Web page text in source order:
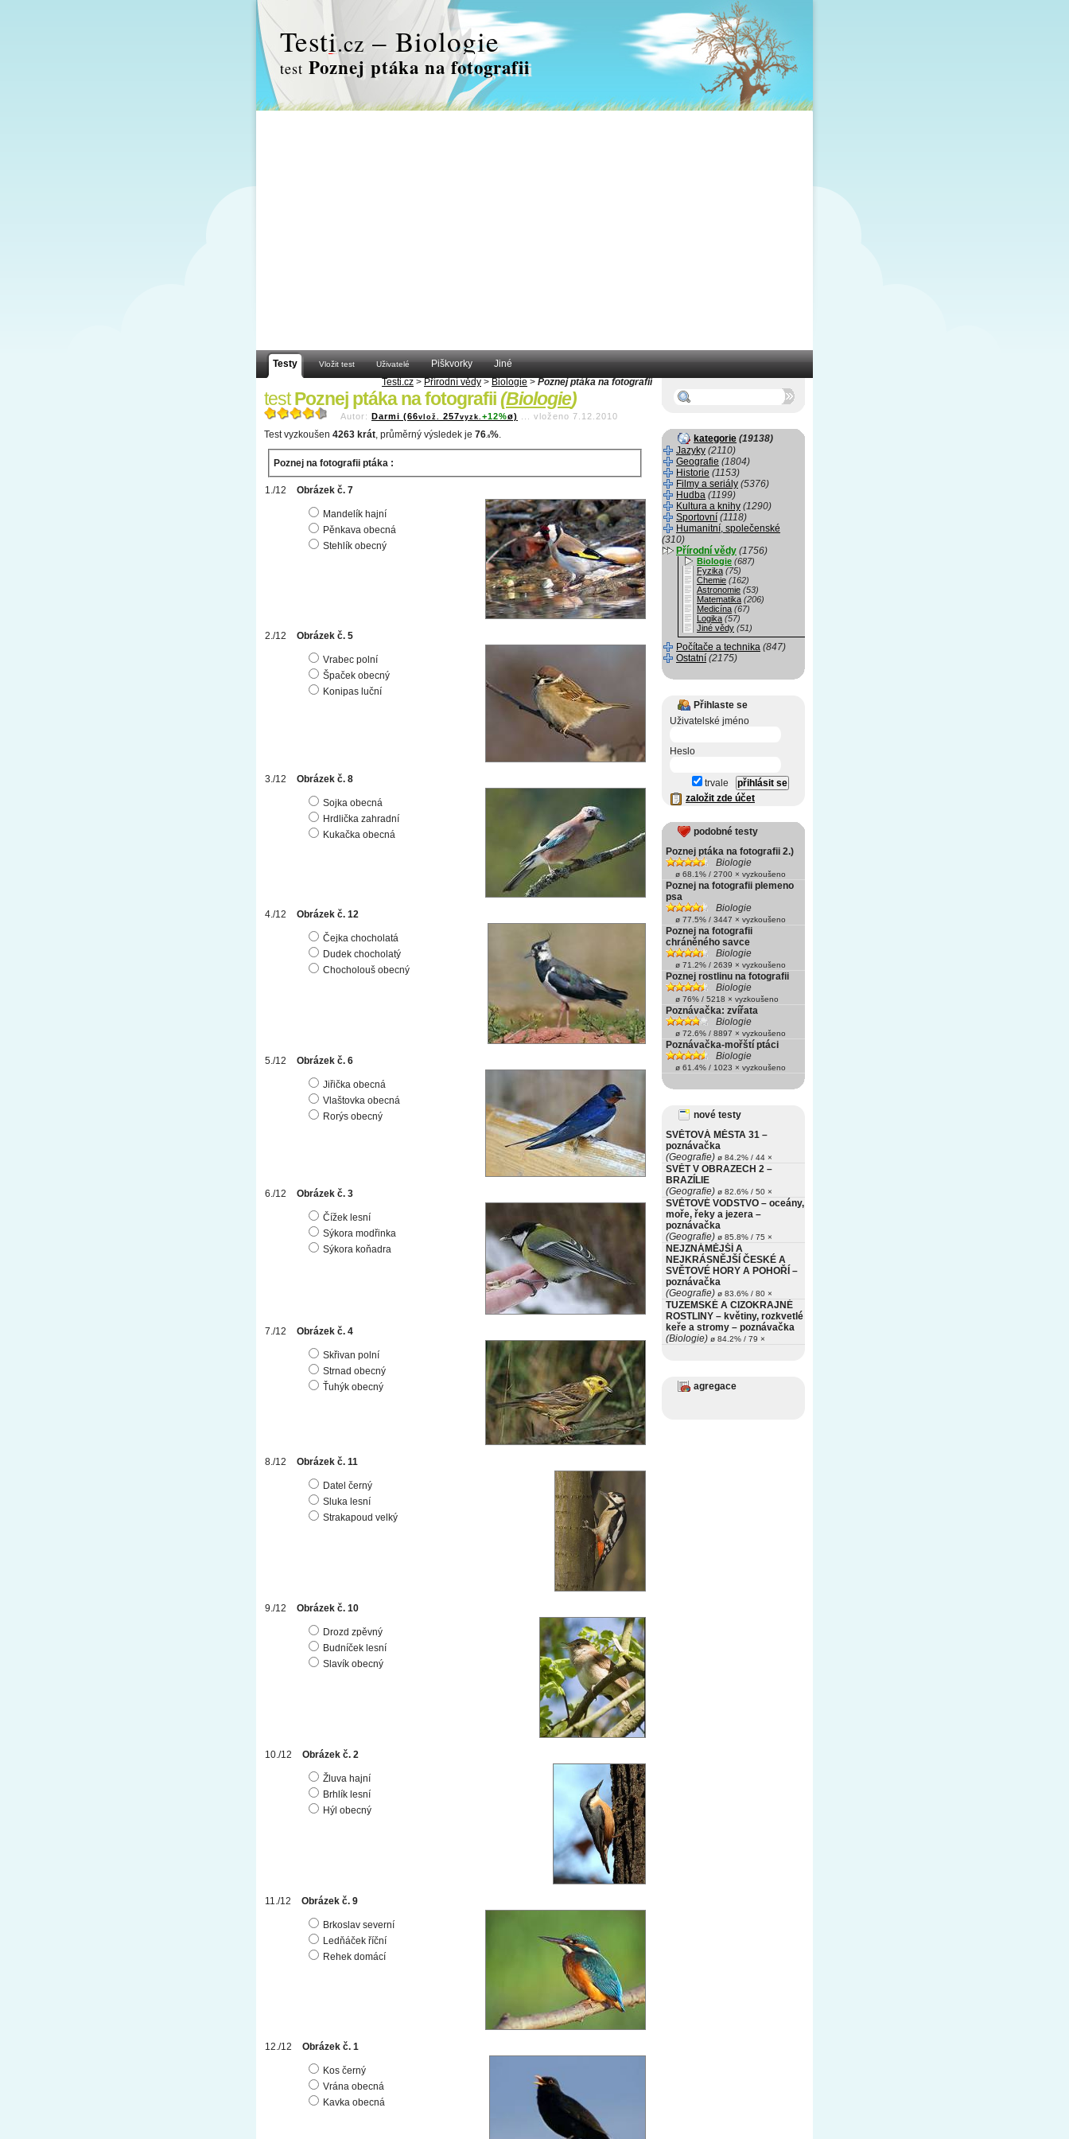
Testi.cz – Biologie
test Poznej ptáka na fotografii
Testy Vložit test Uživatelé Piškvorky
Jiné
Testi.cz > Přírodní vědy > Biologie > Poznej ptáka na fotografii
testPoznej ptáka na fotografii(Biologie)
Autor: Darmi (66vlož. 257vyzk. +12%ø) vloženo 7.12.2010
Test vyzkoušen 4263 krát, průměrný výsledek je 76 .6%.
Poznej na fotografii ptáka :
Obrázek č. 7
Mandelík hajní
Pěnkava obecná
Stehlík obecný
Obrázek č. 5
Vrabec polní
Špaček obecný
Konipas luční
Obrázek č. 8
Sojka obecná
Hrdlička zahradní
Kukačka obecná
Obrázek č. 12
Čejka chocholatá
Dudek chocholatý
Chocholouš obecný
Obrázek č. 6
Jiřička obecná
Vlaštovka obecná
Rorýs obecný
Obrázek č. 3
Čížek lesní
Sýkora modřinka
Sýkora koňadra
Obrázek č. 4
Skřivan polní
Strnad obecný
Ťuhýk obecný
Obrázek č. 11
Datel černý
Sluka lesní
Strakapoud velký
Obrázek č. 10
Drozd zpěvný
Budníček lesní
Slavík obecný
Obrázek č. 2
Žluva hajní
Brhlík lesní
Hýl obecný
Obrázek č. 9
Brkoslav severní
Ledňáček říční
Rehek domácí
Obrázek č. 1
Kos černý
Vrána obecná
Kavka obecná
kategorie (19138)
Jazyky (2110)
Geografie (1804)
Historie (1153)
Filmy a seriály (5376)
Hudba (1199)
Kultura a knihy (1290)
Sportovní (1118)
Humanitní, společenské
(310)
Přírodní vědy (1756)
Biologie (687)
Fyzika (75)
Chemie (162)
Astronomie (53)
Matematika (206)
Medicína (67)
Logika (57)
Jiné vědy (51)
Počítače a technika (847)
Ostatní (2175)
Přihlaste se
Uživatelské jméno
Heslo
trvale
založit zde účet
podobné testy
Poznej ptáka na fotografii 2.)
Biologie
ø 68.1% / 2700 × vyzkoušeno
Poznej na fotografii plemeno
psa
Biologie
ø 77.5% / 3447 × vyzkoušeno
Poznej na fotografii
chráněného savce
Biologie
ø 71.2% / 2639 × vyzkoušeno
Poznej rostlinu na fotografii
Biologie
ø 76% / 5218 × vyzkoušeno
Poznávačka: zvířata
Biologie
ø 72.6% / 8897 × vyzkoušeno
Poznávačka-mořští ptáci
Biologie
ø 61.4% / 1023 × vyzkoušeno
nové testy
SVĚTOVÁ MĚSTA 31 –
poznávačka
(Geografie) ø 84.2% / 44 ×
SVĚT V OBRAZECH 2 –
BRAZÍLIE
(Geografie) ø 82.6% / 50 ×
SVĚTOVÉ VODSTVO – oceány,
moře, řeky a jezera –
poznávačka
(Geografie) ø 85.8% / 75 ×
NEJZNÁMĚJŠÍ A
NEJKRÁSNĚJŠÍ ČESKÉ A
SVĚTOVÉ HORY A POHOŘÍ –
poznávačka
(Geografie) ø 83.6% / 80 ×
TUZEMSKÉ A CIZOKRAJNÉ
ROSTLINY – květiny, rozkvetlé
keře a stromy – poznávačka
(Biologie) ø 84.2% / 79 ×
agregace